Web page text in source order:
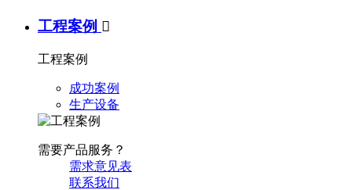
工程案例 
工程案例
成功案例
生产设备
需要产品服务？
需求意见表
联系我们